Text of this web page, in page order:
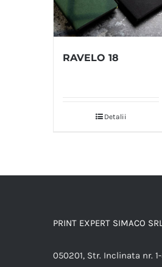
RAVELO 18
Detalii
PRINT EXPERT SIMACO
050201, Str. Inclinata nr.